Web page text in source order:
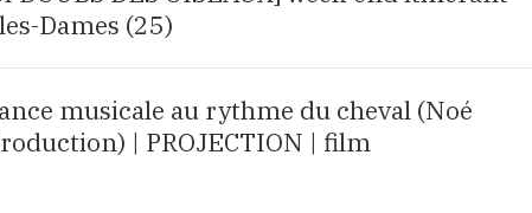
Dames (25)
musicale au rythme du cheval (Noé
| PROJECTION | film